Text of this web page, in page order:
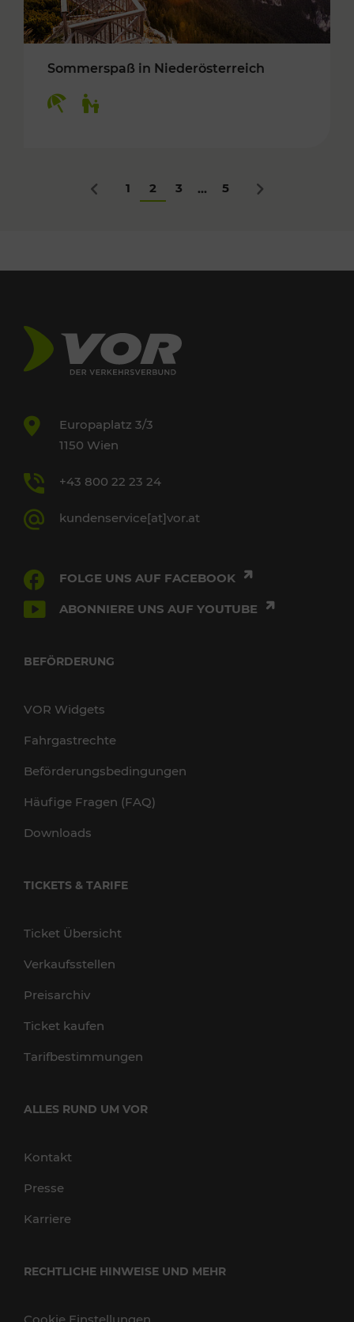
Sommerspaß in Niederösterreich
Zurück
1 2 3 ... 5 Nächstes
Europaplatz 3/3
1150 Wien
+43 800 22 23 24
kundenservice[at]vor.at
FOLGE UNS AUF FACEBOOK
ABONNIERE UNS AUF YOUTUBE
BEFÖRDERUNG
VOR Widgets
Fahrgastrechte
Beförderungsbedingungen
Häufige Fragen (FAQ)
Downloads
TICKETS & TARIFE
Ticket Übersicht
Verkaufsstellen
Preisarchiv
Ticket kaufen
Tarifbestimmungen
ALLES RUND UM VOR
Kontakt
Presse
Karriere
RECHTLICHE HINWEISE UND MEHR